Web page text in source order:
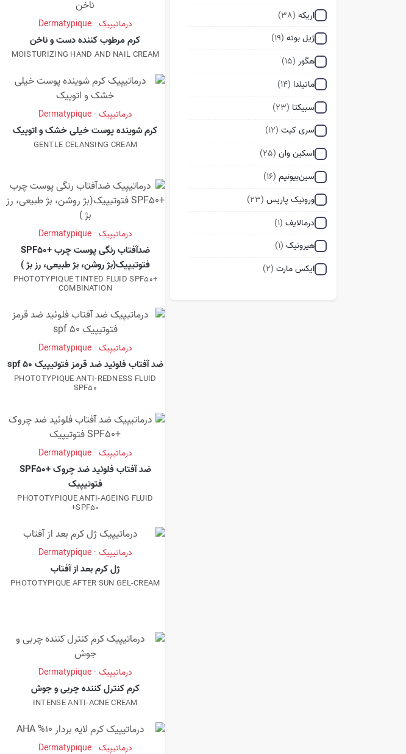
اریکه (38)
ژیل بوته (19)
هگور (15)
ماتیلدا (14)
سبیکتا (23)
سری کیت (12)
اسکین وان (25)
سین‌بیونیم (16)
ورونیک پاریس (23)
درمالایف (1)
هیرونیک (1)
ایکس مارت (2)
درماتیپیک · Dermatypique
کرم مرطوب کننده دست و ناخن
MOISTURIZING HAND AND NAIL CREAM
درماتیپیک · Dermatypique
کرم شوینده پوست خیلی خشک و اتوپیک
GENTLE CELANSING CREAM
درماتیپیک · Dermatypique
ضدآفتاب رنگی پوست چرب +SPF50
فتوتیپیک(بژ روشن، بژ طبیعی، رز بژ )
PHOTOTYPIQUE TINTED FLUID SPF50+
COMBINATION
درماتیپیک · Dermatypique
ضد آفتاب فلوئید ضد قرمز فتوتیپیک spf 50
PHOTOTYPIQUE ANTI-REDNESS FLUID
SPF50
درماتیپیک · Dermatypique
ضد آفتاب فلوئید ضد چروک +SPF50
فتوتیپیک
PHOTOTYPIQUE ANTI-AGEING FLUID
SPF50+
درماتیپیک · Dermatypique
ژل کرم بعد از آفتاب
PHOTOTYPIQUE AFTER SUN GEL-CREAM
درماتیپیک · Dermatypique
کرم کنترل کننده چربی و جوش
INTENSE ANTI-ACNE CREAM
درماتیپیک · Dermatypique